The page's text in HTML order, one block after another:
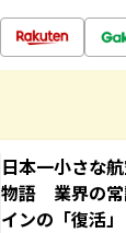
日本一小さな
物語 業界の常
インの「復活」